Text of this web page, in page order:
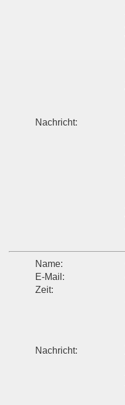
Nachricht:
Name:
E-Mail:
Zeit:
Nachricht: